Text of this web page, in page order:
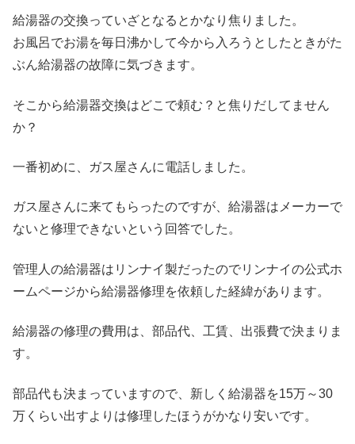
給湯器の交換っていざとなるとかなり焦りました。
お風呂でお湯を毎日沸かして今から入ろうとしたときがた
ぶん給湯器の故障に気づきます。
そこから給湯器交換はどこで頼む？と焦りだしてません
か？
一番初めに、ガス屋さんに電話しました。
ガス屋さんに来てもらったのですが、給湯器はメーカーで
ないと修理できないという回答でした。
管理人の給湯器はリンナイ製だったのでリンナイの公式ホ
ームページから給湯器修理を依頼した経緯があります。
給湯器の修理の費用は、部品代、工賃、出張費で決まりま
す。
部品代も決まっていますので、新しく給湯器を15万～30
万くらい出すよりは修理したほうがかなり安いです。